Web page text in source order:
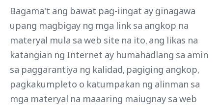
Bagama't ang bawat pag-iingat ay ginagawa
upang magbigay ng mga link sa angkop na
materyal mula sa web site na ito, ang likas na
katangian ng Internet ay humahadlang sa amin
sa paggarantiya ng kalidad, pagiging angkop,
pagkakumpleto o katumpakan ng alinman sa
mga materyal na maaaring maiugnay sa web